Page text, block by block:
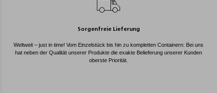
Sorgenfreie Lieferung
Weltweit – just in time! Vom Einzelstück bis hin zu kompletten Containern: Bei uns
hat neben der Qualität unserer Produkte die exakte Belieferung unserer Kunden
oberste Priorität.